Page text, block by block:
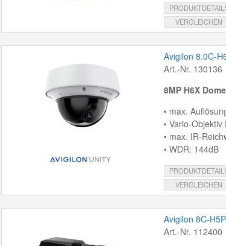
VERGLEICHEN
Avigilon 8.0C-
Art.-Nr. 130136
8MP H6X
• max.
• Vario-
• max. IR-
• WDR: 144dB
VERGLEICHEN
Avigilon 8C-
Art.-Nr. 112400